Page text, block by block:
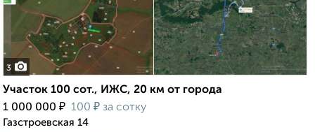
3
Участок 100 сот., ИЖС, 20 км от города
1 000 000 ₽ 100 ₽ за сотку
Газстроевская 14